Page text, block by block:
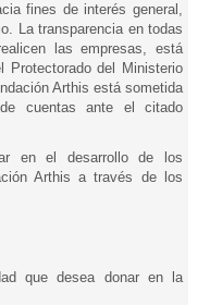
fines de interés general,
La transparencia en todas
las empresas, está
Protectorado del Ministerio
Arthis está sometida
cuentas ante el citado
en el desarrollo de los
Arthis a través de los
que desea donar en la